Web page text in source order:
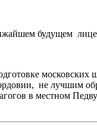
будущем
не лучшим
в местном